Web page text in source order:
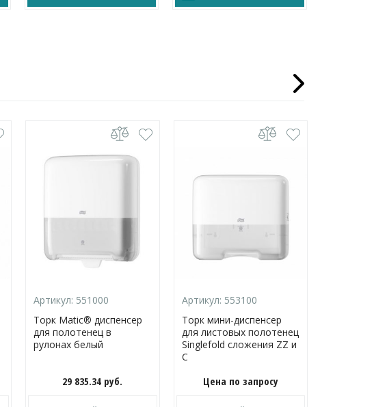
Артикул: 551000
Торк Matic® диспенсер
для полотенец в
рулонах белый
29 835.34 руб.
Артикул: 553100
Торк мини-диспенсер
для листовых полотенец
Singlefold сложения ZZ и
C
Цена по запросу